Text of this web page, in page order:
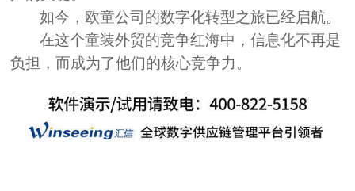
如今，欧童公司的数字化转型之旅已经启航。
在这个童装外贸的竞争红海中，信息化不再是
负担，而成为了他们的核心竞争力。